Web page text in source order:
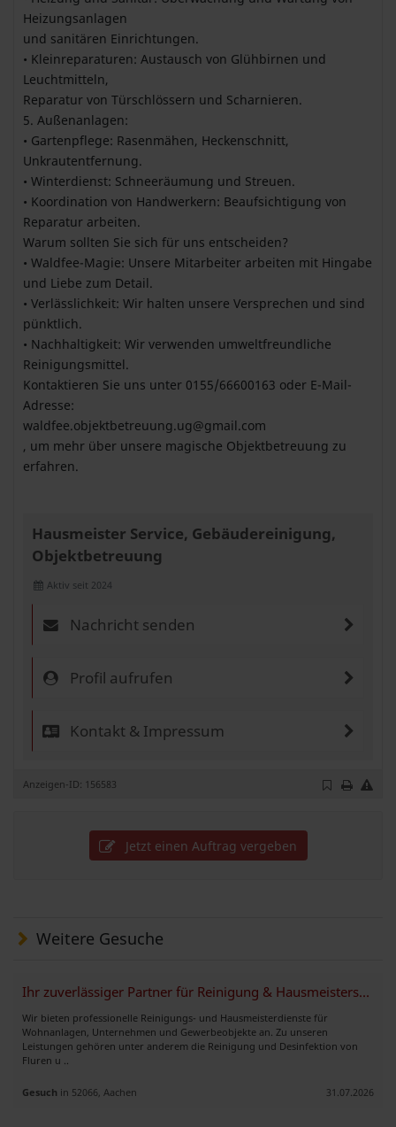
Heizungsanlagen
und sanitären Einrichtungen.
• Kleinreparaturen: Austausch von Glühbirnen und
Leuchtmitteln,
Reparatur von Türschlössern und Scharnieren.
5. Außenanlagen:
• Gartenpflege: Rasenmähen, Heckenschnitt,
Unkrautentfernung.
• Winterdienst: Schneeräumung und Streuen.
• Koordination von Handwerkern: Beaufsichtigung von
Reparatur arbeiten.
Warum sollten Sie sich für uns entscheiden?
• Waldfee-Magie: Unsere Mitarbeiter arbeiten mit Hingabe
und Liebe zum Detail.
• Verlässlichkeit: Wir halten unsere Versprechen und sind
pünktlich.
• Nachhaltigkeit: Wir verwenden umweltfreundliche
Reinigungsmittel.
Kontaktieren Sie uns unter 0155/66600163 oder E-Mail-
Adresse:
waldfee.objektbetreuung.ug@gmail.com
, um mehr über unsere magische Objektbetreuung zu
erfahren.
Hausmeister Service, Gebäudereinigung,
Objektbetreuung
Aktiv seit 2024
Nachricht senden
Profil aufrufen
Kontakt & Impressum
Anzeigen-ID: 156583
Jetzt einen Auftrag vergeben
Weitere Gesuche
Ihr zuverlässiger Partner für Reinigung & Hausmeisterservice
Wir bieten professionelle Reinigungs- und Hausmeisterdienste für
Wohnanlagen, Unternehmen und Gewerbeobjekte an. Zu unseren
Leistungen gehören unter anderem die Reinigung und Desinfektion von
Fluren u ..
Gesuch in 52066, Aachen 31.07.2026